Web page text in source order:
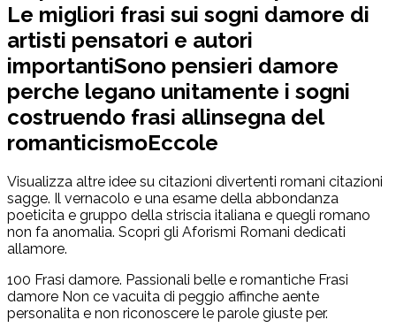
Le migliori frasi sui sogni damore di
artisti pensatori e autori
importantiSono pensieri damore
perche legano unitamente i sogni
costruendo frasi allinsegna del
romanticismoEccole
Visualizza altre idee su citazioni divertenti romani citazioni
sagge. Il vernacolo e una esame della abbondanza
poeticita e gruppo della striscia italiana e quegli romano
non fa anomalia. Scopri gli Aforismi Romani dedicati
allamore.
100 Frasi damore. Passionali belle e romantiche Frasi
damore Non ce vacuita di peggio affinche aente
personalita e non riconoscere le parole giuste per.